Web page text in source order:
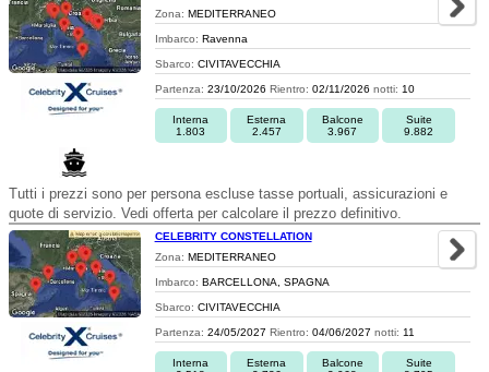
Zona: MEDITERRANEO
Imbarco: Ravenna
Sbarco: CIVITAVECCHIA
Partenza: 23/10/2026 Rientro: 02/11/2026 notti: 10
Interna
1.803
Esterna
2.457
Balcone
3.967
Suite
9.882
Tutti i prezzi sono per persona escluse tasse portuali, assicurazioni e
quote di servizio. Vedi offerta per calcolare il prezzo definitivo.
CELEBRITY CONSTELLATION
Zona: MEDITERRANEO
Imbarco: BARCELLONA, SPAGNA
Sbarco: CIVITAVECCHIA
Partenza: 24/05/2027 Rientro: 04/06/2027 notti: 11
Interna
Esterna
Balcone
Suite